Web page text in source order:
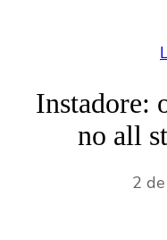
Instadore:
no all
2